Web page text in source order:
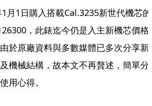
月1日購入搭載Cal.3235新世代機芯的
，此錶迄今仍是入主新機芯價格
於原廠資料與多數媒體已多次分享新
機械結構，故本文不再贅述，簡單分
用心得。